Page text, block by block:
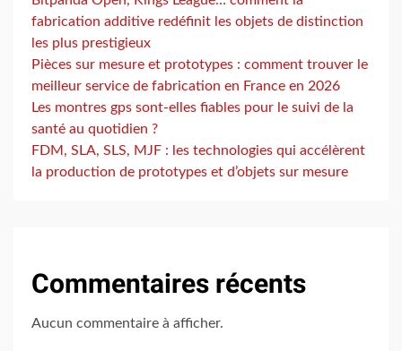
fabrication additive redéfinit les objets de distinction
les plus prestigieux
Pièces sur mesure et prototypes : comment trouver le
meilleur service de fabrication en France en 2026
Les montres gps sont-elles fiables pour le suivi de la
santé au quotidien ?
FDM, SLA, SLS, MJF : les technologies qui accélèrent
la production de prototypes et d’objets sur mesure
Commentaires récents
Aucun commentaire à afficher.